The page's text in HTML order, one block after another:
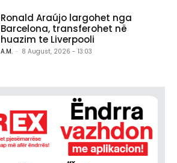
Ronald Araújo largohet nga
Barcelona, transferohet në
huazim te Liverpooli
A.M. - 8 August, 2026 - 13:03